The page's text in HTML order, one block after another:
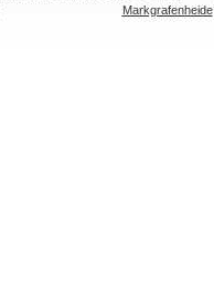
Markgrafenheide